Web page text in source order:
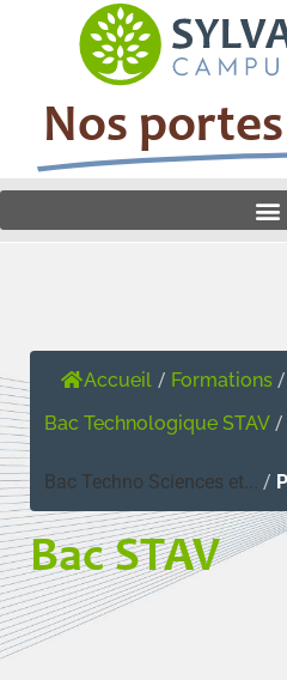
Nos
Accueil / Formations /
Bac Technologique STAV /
Bac Techno Sciences et... /
Bac STAV